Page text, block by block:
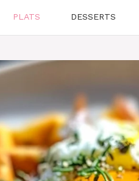
PLATS DESSERTS